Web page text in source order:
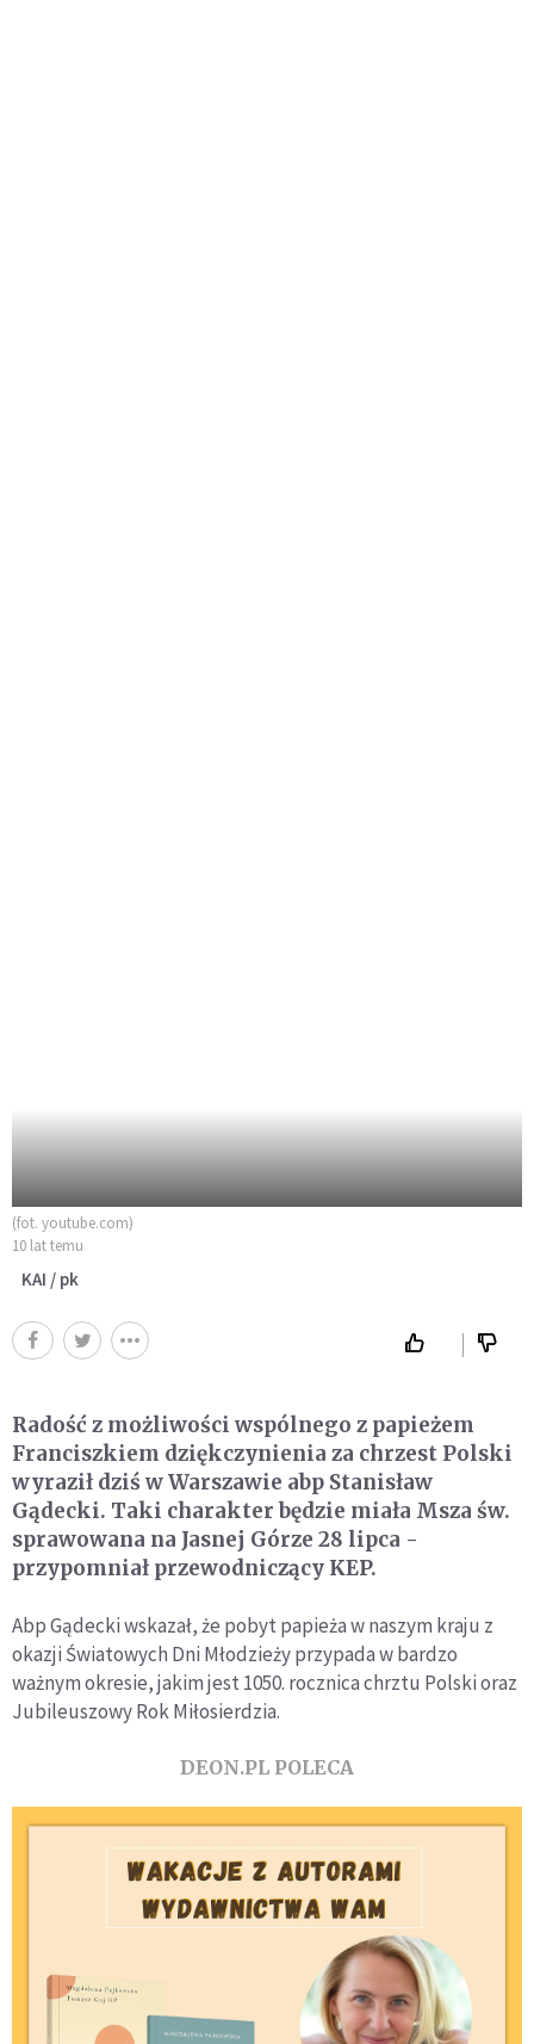
(fot. youtube.com)
10 lat temu
KAI / pk
Radość z możliwości wspólnego z papieżem
Franciszkiem dziękczynienia za chrzest Polski
wyraził dziś w Warszawie abp Stanisław
Gądecki. Taki charakter będzie miała Msza św.
sprawowana na Jasnej Górze 28 lipca -
przypomniał przewodniczący KEP.
Abp Gądecki wskazał, że pobyt papieża w naszym kraju z
okazji Światowych Dni Młodzieży przypada w bardzo
ważnym okresie, jakim jest 1050. rocznica chrztu Polski oraz
Jubileuszowy Rok Miłosierdzia.
DEON.PL POLECA